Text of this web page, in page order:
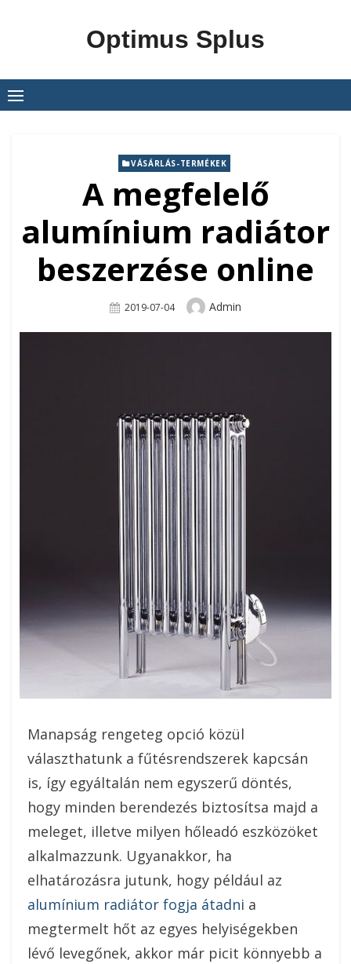
Optimus Splus
VÁSÁRLÁS-TERMÉKEK
A megfelelő
alumínium radiátor
beszerzése online
Posted
2019-07-04 Author
Admin
Manapság rengeteg opció közül
választhatunk a fűtésrendszerek kapcsán
is, így egyáltalán nem egyszerű döntés,
hogy minden berendezés biztosítsa majd a
meleget, illetve milyen hőleadó eszközöket
alkalmazzunk. Ugyanakkor, ha
elhatározásra jutunk, hogy például az
alumínium radiátor fogja átadni a
megtermelt hőt az egyes helyiségekben
lévő levegőnek, akkor már picit könnyebb a